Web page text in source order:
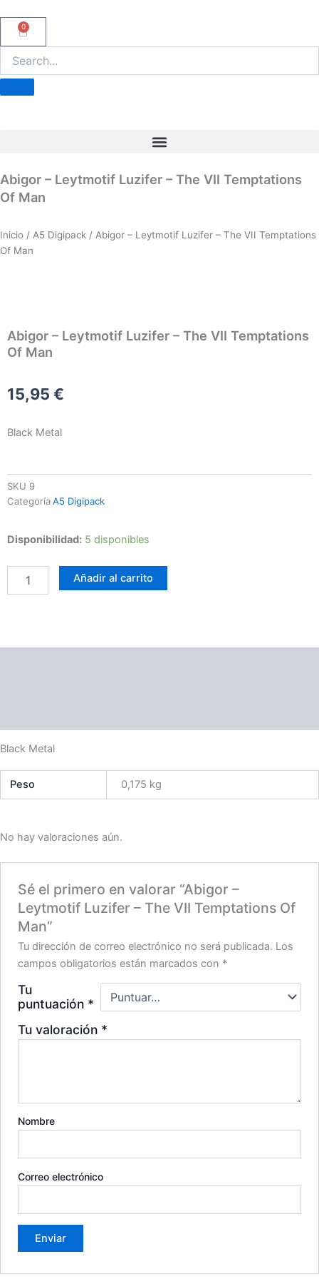
0
Carrito
Abigor – Leytmotif Luzifer – The VII Temptations
Of Man
Inicio / A5 Digipack / Abigor – Leytmotif Luzifer – The VII Temptations
Of Man
Abigor – Leytmotif Luzifer – The VII Temptations
Of Man
15,95 €
Black Metal
SKU 9
CategoríaA5 Digipack
Disponibilidad: 5 disponibles
Abigor
Leytmotif
Luzifer
-
Of
Añadir al carrito
Black Metal
Peso 0,175 kg
No hay valoraciones aún.
Sé el primero en valorar “Abigor –
Leytmotif Luzifer – The VII Temptations Of
Man”
Tu dirección de correo electrónico no será publicada. Los
campos obligatorios están marcados con *
Tu
puntuación *
Tu valoración *
Nombre
Correo electrónico